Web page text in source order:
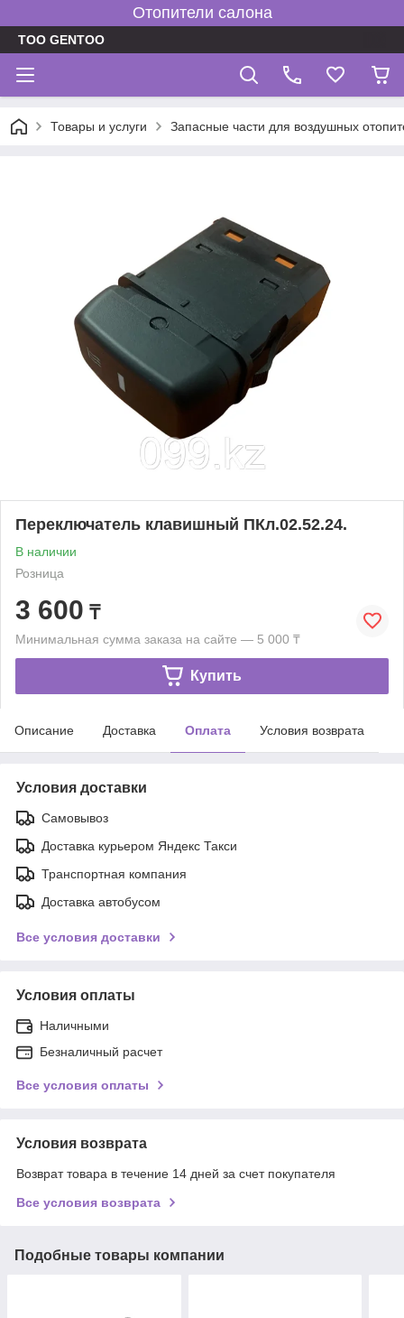
Отопители салона
TOO GENTOO
Товары и услуги Запасные части для воздушных
Переключатель клавишный ПКл.02.52.24.
В наличии
Розница
3 600 ₸
Минимальная сумма заказа на сайте — 5 000 ₸
Купить
Описание Доставка Оплата Условия возврата
Условия доставки
Самовывоз
Доставка курьером Яндекс Такси
Транспортная компания
Доставка автобусом
Все условия доставки
Условия оплаты
Наличными
Безналичный расчет
Все условия оплаты
Условия возврата
Возврат товара в течение 14 дней за счет покупателя
Все условия возврата
Подобные товары компании